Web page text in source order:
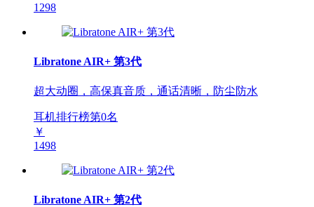
1298
Libratone AIR+ 第3代
超大动圈，高保真音质，通话清晰，防尘防水
耳机排行榜第0名
￥
1498
Libratone AIR+ 第2代